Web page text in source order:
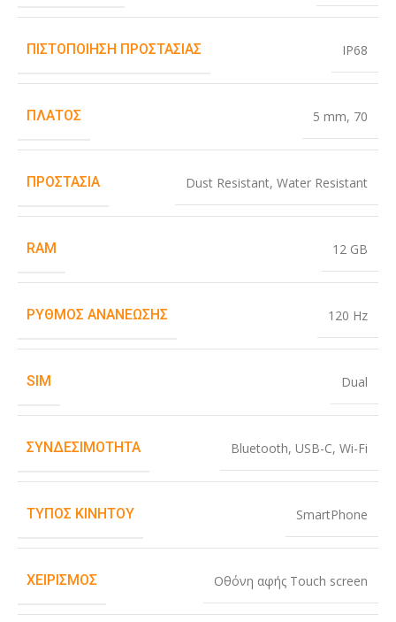
ΠΙΣΤΟΠΟΊΗΣΗ ΠΡΟΣΤΑΣΊΑΣ IP68
ΠΛΆΤΟΣ 5 mm, 70
ΠΡΟΣΤΑΣΊΑ Dust Resistant, Water Resistant
RAM 12 GB
ΡΥΘΜΌΣ ΑΝΑΝΈΩΣΗΣ 120 Hz
SIM Dual
ΣΥΝΔΕΣΙΜΌΤΗΤΑ Bluetooth, USB-C, Wi-Fi
ΤΎΠΟΣ ΚΙΝΗΤΟΎ SmartPhone
ΧΕΙΡΙΣΜΌΣ Οθόνη αφής Touch screen